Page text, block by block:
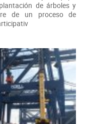
de árboles y
de un proceso de